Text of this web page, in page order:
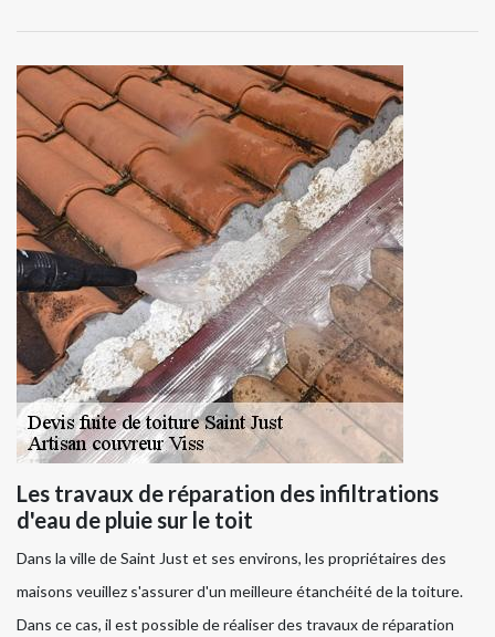
Les travaux de réparation des infiltrations
d'eau de pluie sur le toit
Dans la ville de Saint Just et ses environs, les propriétaires des
maisons veuillez s'assurer d'un meilleure étanchéité de la toiture.
Dans ce cas, il est possible de réaliser des travaux de réparation